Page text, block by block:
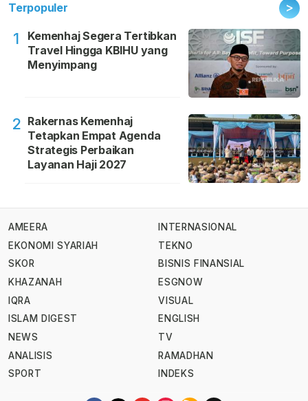
Terpopuler >
1
Kemenhaj Segera Tertibkan
Travel Hingga KBIHU yang
Menyimpang
2 Rakernas Kemenhaj
Tetapkan Empat Agenda
Strategis Perbaikan
Layanan Haji 2027
AMEERA
EKONOMI SYARIAH
SKOR
KHAZANAH
IQRA
ISLAM DIGEST
NEWS
ANALISIS
SPORT
INTERNASIONAL
TEKNO
BISNIS FINANSIAL
ESGNOW
VISUAL
ENGLISH
TV
RAMADHAN
INDEKS